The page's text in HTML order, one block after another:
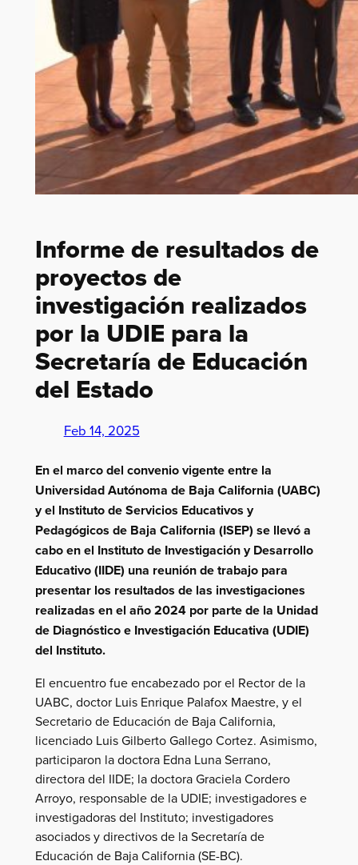
Informe de resultados de
proyectos de
investigación realizados
por la UDIE para la
Secretaría de Educación
del Estado
Feb 14, 2025
En el marco del convenio vigente entre la
Universidad Autónoma de Baja California (UABC)
y el Instituto de Servicios Educativos y
Pedagógicos de Baja California (ISEP) se llevó a
cabo en el Instituto de Investigación y Desarrollo
Educativo (IIDE) una reunión de trabajo para
presentar los resultados de las investigaciones
realizadas en el año 2024 por parte de la Unidad
de Diagnóstico e Investigación Educativa (UDIE)
del Instituto.
El encuentro fue encabezado por el Rector de la
UABC, doctor Luis Enrique Palafox Maestre, y el
Secretario de Educación de Baja California,
licenciado Luis Gilberto Gallego Cortez. Asimismo,
participaron la doctora Edna Luna Serrano,
directora del IIDE; la doctora Graciela Cordero
Arroyo, responsable de la UDIE; investigadores e
investigadoras del Instituto; investigadores
asociados y directivos de la Secretaría de
Educación de Baja California (SE-BC).